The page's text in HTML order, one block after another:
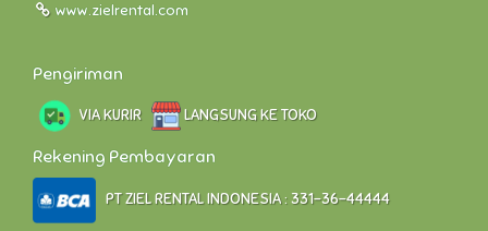
www.zielrental.com
Pengiriman
VIA KURIR LANGSUNG KE TOKO
Rekening Pembayaran
PT ZIEL RENTAL INDONESIA : 331-36-44444